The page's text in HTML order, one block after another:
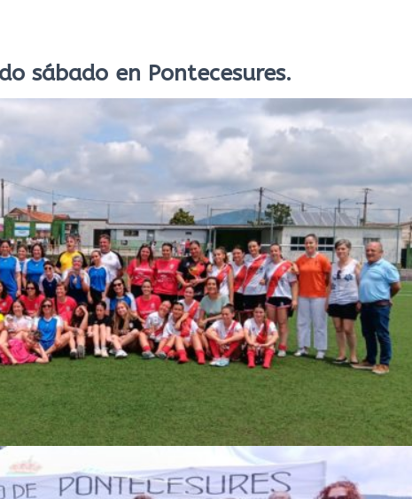
sábado en Pontecesures.